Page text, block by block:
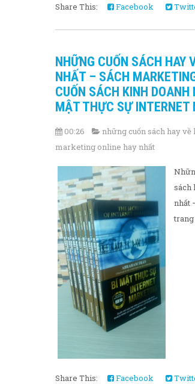
Share This: Facebook
NHỮNG CUỐN SÁCH HAY
NHẤT – SÁCH
CUỐN SÁCH KINH
MẬT THỰC SỰ INTERNET
00:26 những cuốn sách hay về
marketing online hay nhất
sách
nhất
trang
Share This: Facebook